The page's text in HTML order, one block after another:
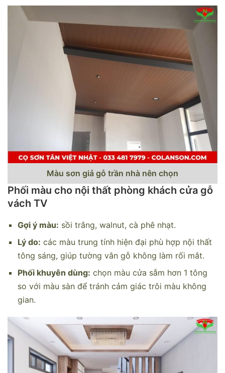
Màu sơn giả gỗ trần nhà nên chọn
Phối màu cho nội thất phòng khách cửa gỗ
vách TV
Gợi ý màu: sồi trắng, walnut, cà phê nhạt.
Lý do: các màu trung tính hiện đại phù hợp nội thất
tông sáng, giúp tường vân gỗ không làm rối mắt.
Phối khuyên dùng: chọn màu cửa sẫm hơn 1 tông
so với màu sàn để tránh cảm giác trôi màu không
gian.